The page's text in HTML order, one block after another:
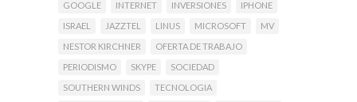
GOOGLE
INTERNET INVERSIONES
IPHONE
ISRAEL
JAZZTEL LINUS MICROSOFT
MV
NESTOR KIRCHNER
OFERTA DE TRABAJO
PERIODISMO
SKYPE
SOCIEDAD
SOUTHERN WINDS
TECNOLOGIA